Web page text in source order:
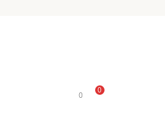
0
0